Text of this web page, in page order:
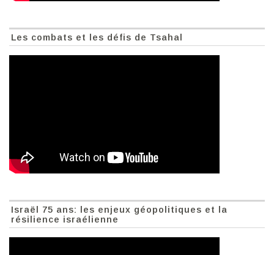
Les combats et les défis de Tsahal
Israël 75 ans: les enjeux géopolitiques et la
résilience israélienne